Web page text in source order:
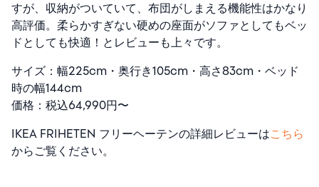
すが、収納がついていて、布団がしまえる機能性はかなり
高評価。柔らかすぎない硬めの座面がソファとしてもベッ
ドとしても快適！とレビューも上々です。
サイズ：幅225cm・奥行き105cm・高さ83cm・ベッド
時の幅144cm
価格：税込64,990円〜
IKEA FRIHETEN フリーヘーテンの詳細レビューはこちら
からご覧ください。